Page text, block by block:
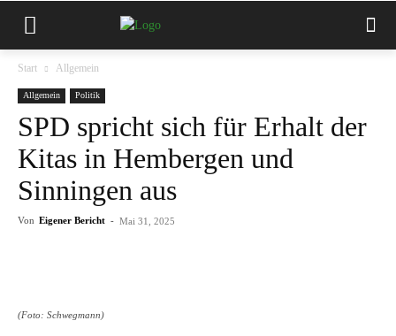
Start Allgemein
Allgemein Politik
SPD spricht sich für Erhalt der
Kitas in Hembergen und
Sinningen aus
Von Eigener Bericht - Mai 31, 2025
(Foto: Schwegmann)